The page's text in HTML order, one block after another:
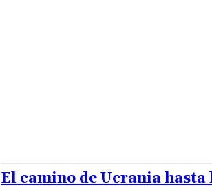
El camino de Ucrania hasta